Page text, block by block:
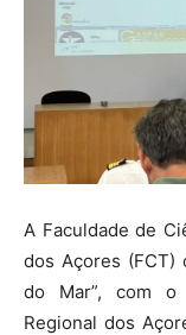
A Faculdade de
dos Açores (FCT)
do Mar”, com o
Regional dos